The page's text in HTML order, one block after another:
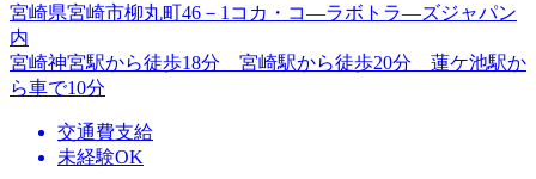
宮崎県宮崎市柳丸町46－1コカ・コ―ラボトラ―ズジャパン
内
宮崎神宮駅から徒歩18分 宮崎駅から徒歩20分 蓮ケ池駅か
ら車で10分
交通費支給
未経験OK